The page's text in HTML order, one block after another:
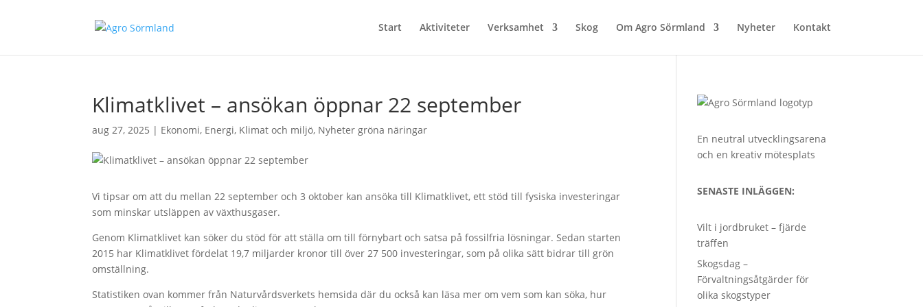
Start Aktiviteter Verksamhet Skog Om Agro Sörmland Nyheter Kontakt
Klimatklivet – ansökan öppnar 22 september
aug 27, 2025 | Ekonomi, Energi, Klimat och miljö, Nyheter gröna näringar
Vi tipsar om att du mellan 22 september och 3 oktober kan ansöka till Klimatklivet, ett stöd till fysiska investeringar
som minskar utsläppen av växthusgaser.
Genom Klimatklivet kan söker du stöd för att ställa om till förnybart och satsa på fossilfria lösningar. Sedan starten
2015 har Klimatklivet fördelat 19,7 miljarder kronor till över 27 500 investeringar, som på olika sätt bidrar till grön
omställning.
Statistiken ovan kommer från Naturvårdsverkets hemsida där du också kan läsa mer om vem som kan söka, hur
En neutral utvecklingsarena
och en kreativ mötesplats
SENASTE INLÄGGEN:
Vilt i jordbruket – fjärde
träffen
Skogsdag –
Förvaltningsåtgärder för
olika skogstyper